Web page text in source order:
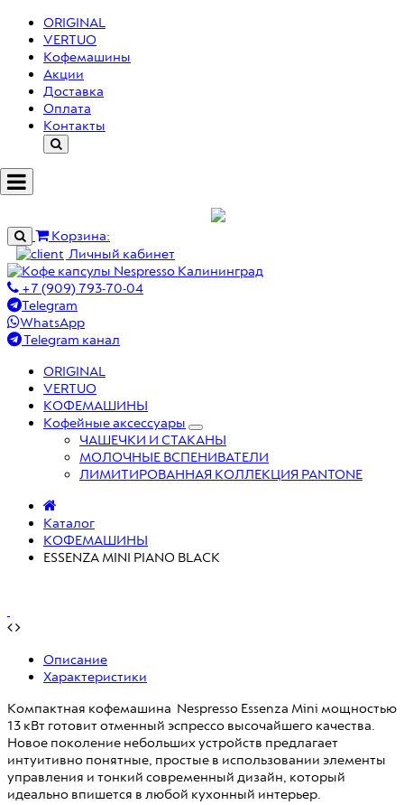
ORIGINAL
VERTUO
Кофемашины
Акции
Доставка
Оплата
Контакты
Корзина:
Личный кабинет
+7 (909) 793-70-04
Telegram
WhatsApp
Telegram канал
ORIGINAL
VERTUO
КОФЕМАШИНЫ
Кофейные аксессуары
ЧАШЕЧКИ И СТАКАНЫ
МОЛОЧНЫЕ ВСПЕНИВАТЕЛИ
ЛИМИТИРОВАННАЯ КОЛЛЕКЦИЯ PANTONE
Каталог
КОФЕМАШИНЫ
ESSENZA MINI PIANO BLACK
Описание
Характеристики
Компактная кофемашина Nespresso Essenza Mini мощностью
13 кВт готовит отменный эспрессо высочайшего качества.
Новое поколение небольших устройств предлагает
интуитивно понятные, простые в использовании элементы
управления и тонкий современный дизайн, который
идеально впишется в любой кухонный интерьер.